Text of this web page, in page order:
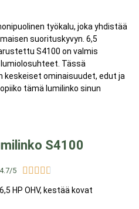
työkalu, joka yhdistää
suorituskyvyn. 6,5
S4100 on valmis
Tässä
ominaisuudet, edut ja
tämä lumilinko sinun
S4100
5     
6,5 HP OHV, kestää kovat